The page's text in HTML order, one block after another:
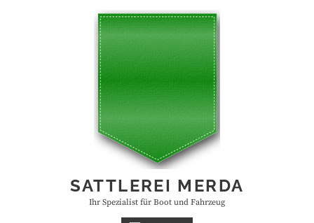
SATTLEREI MERDA
Ihr Spezialist für Boot und Fahrzeug